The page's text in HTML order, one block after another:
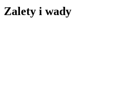
Zalety i wady